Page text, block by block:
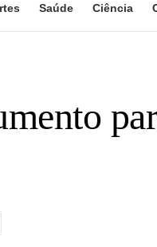
Saúde Ciência